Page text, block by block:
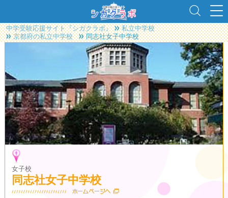
中学受験応援サイト『シガクラボ』
私立中学校
京都府の私立中学校
同志社女子中学校
女子校
同志社女子中学校